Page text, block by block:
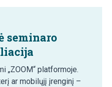
seminaro
„ZOOM“ platformoje.
ar mobilųjį įrenginį –